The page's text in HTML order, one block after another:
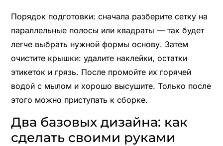
Порядок подготовки: сначала разберите сетку на
параллельные полосы или квадраты — так будет
легче выбрать нужной формы основу. Затем
очистите крышки: удалите наклейки, остатки
этикеток и грязь. После промойте их горячей
водой с мылом и хорошо высушите. Только после
этого можно приступать к сборке.
Два базовых дизайна: как
сделать своими руками